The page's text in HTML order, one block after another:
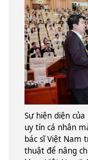
Sự hiện diện của
uy tín cá nhân
bác sĩ Việt Nam
thuật để nâng